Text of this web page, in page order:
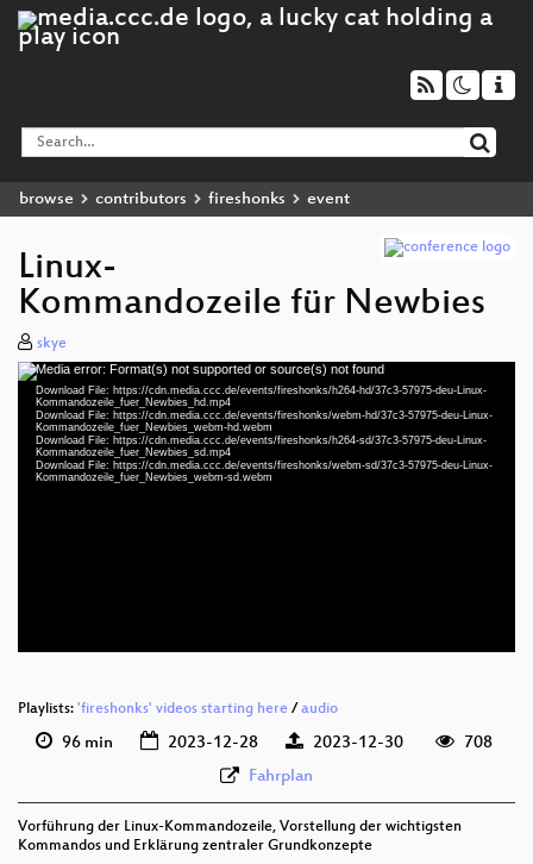
browse contributors fireshonks event
Linux-
Kommandozeile für Newbies
skye
Video
Player
Media error: Format(s) not supported or source(s) not found
Download File: https://cdn.media.ccc.de/events/fireshonks/h264-hd/37c3-57975-deu-Linux-
Kommandozeile_fuer_Newbies_hd.mp4
Download File: https://cdn.media.ccc.de/events/fireshonks/webm-hd/37c3-57975-deu-Linux-
Kommandozeile_fuer_Newbies_webm-hd.webm
Download File: https://cdn.media.ccc.de/events/fireshonks/h264-sd/37c3-57975-deu-Linux-
Kommandozeile_fuer_Newbies_sd.mp4
Download File: https://cdn.media.ccc.de/events/fireshonks/webm-sd/37c3-57975-deu-Linux-
Kommandozeile_fuer_Newbies_webm-sd.webm
Playlists: 'fireshonks' videos starting here / audio
96 min 2023-12-28 2023-12-30
708
Fahrplan
Vorführung der Linux-Kommandozeile, Vorstellung der wichtigsten
Kommandos und Erklärung zentraler Grundkonzepte